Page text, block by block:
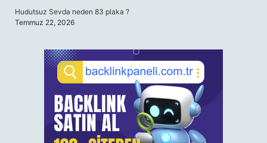
Hudutsuz Sevda neden 83 plaka ?
Temmuz 22, 2026